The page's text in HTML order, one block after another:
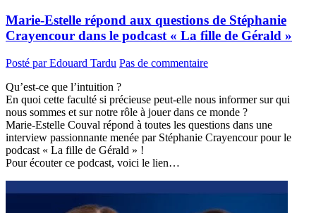
Marie-Estelle répond aux questions de Stéphanie
Crayencour dans le podcast « La fille de Gérald »
Posté par Edouard Tardu Pas de commentaire
Qu’est-ce que l’intuition ?
En quoi cette faculté si précieuse peut-elle nous informer sur qui
nous sommes et sur notre rôle à jouer dans ce monde ?
Marie-Estelle Couval répond à toutes les questions dans une
interview passionnante menée par Stéphanie Crayencour pour le
podcast « La fille de Gérald » !
Pour écouter ce podcast, voici le lien…